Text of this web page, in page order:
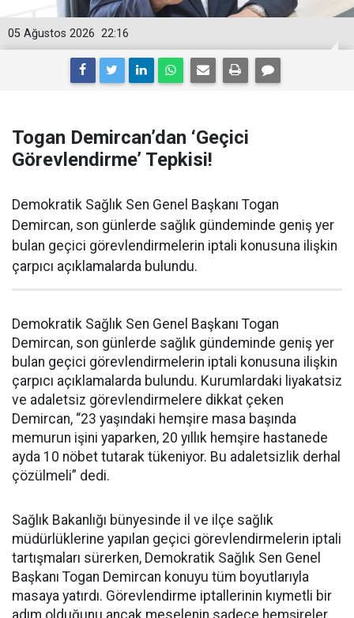
22:16
05 Ağustos 2026
Togan Demircan’dan ‘Geçici
Görevlendirme’ Tepkisi!
Demokratik Sağlık Sen Genel Başkanı Togan
Demircan, son günlerde sağlık gündeminde geniş yer
bulan geçici görevlendirmelerin iptali konusuna ilişkin
çarpıcı açıklamalarda bulundu.
Demokratik Sağlık Sen Genel Başkanı Togan
Demircan, son günlerde sağlık gündeminde geniş yer
bulan geçici görevlendirmelerin iptali konusuna ilişkin
çarpıcı açıklamalarda bulundu. Kurumlardaki liyakatsiz
ve adaletsiz görevlendirmelere dikkat çeken
Demircan, “23 yaşındaki hemşire masa başında
memurun işini yaparken, 20 yıllık hemşire hastanede
ayda 10 nöbet tutarak tükeniyor. Bu adaletsizlik derhal
çözülmeli” dedi.
Sağlık Bakanlığı bünyesinde il ve ilçe sağlık
müdürlüklerine yapılan geçici görevlendirmelerin iptali
tartışmaları sürerken, Demokratik Sağlık Sen Genel
Başkanı Togan Demircan konuyu tüm boyutlarıyla
masaya yatırdı. Görevlendirme iptallerinin kıymetli bir
adım olduğunu ancak meselenin sadece hemşireler